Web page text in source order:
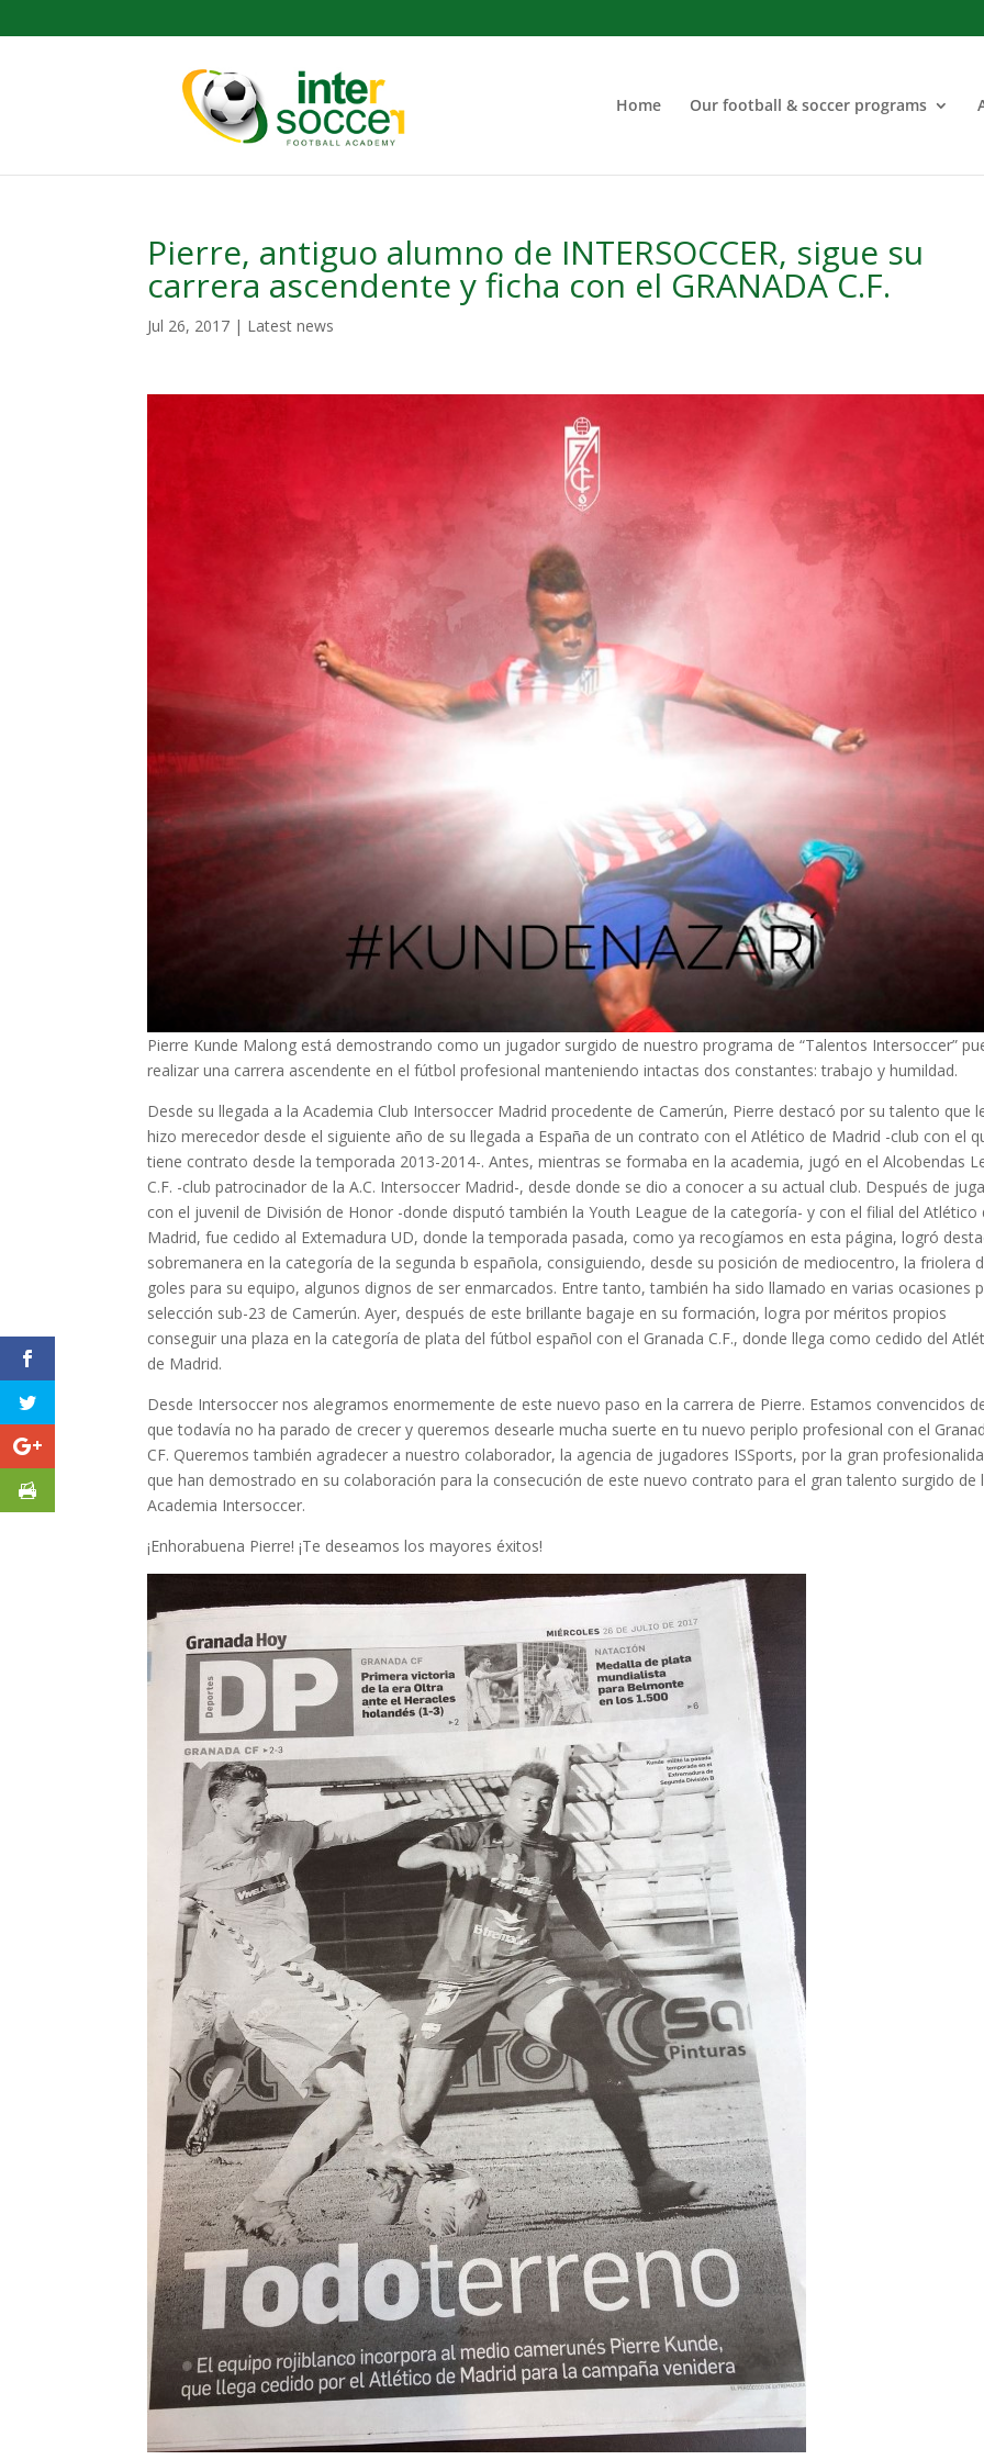
Home Our football & soccer programs
Pierre, antiguo alumno de INTERSOCCER, sigue su
carrera ascendente y ficha con el GRANADA C.F.
Jul 26, 2017 | Latest news
Pierre Kunde Malong está demostrando como un jugador surgido de nuestro programa de “Talentos Intersoccer”
realizar una carrera ascendente en el fútbol profesionalmanteniendo intactas dos constantes: trabajo y humildad.
Desde su llegada a la Academia Club Intersoccer Madrid procedente de Camerún, Pierre destacó por su talento que
hizo merecedor desde el siguiente año de su llegada a España de un contrato con el Atlético de Madrid -club con el
tiene contrato desde la temporada 2013-2014-. Antes, mientras se formaba en la academia, jugó en el Alcobendas
C.F. -club patrocinador de la A.C. Intersoccer Madrid-, desde donde se dio a conocer a su actual club. Después de
con el juvenil de División de Honor -donde disputó también la Youth League de la categoría- y con el filial del Atlético
Madrid, fue cedido al Extemadura UD, donde la temporada pasada, como ya recogíamos en esta página, logró
sobremanera en la categoría de la segunda b española, consiguiendo, desde su posición de mediocentro, la friolera
goles para su equipo, algunos dignos de ser enmarcados. Entre tanto, también ha sido llamado en varias ocasiones
selección sub-23 de Camerún. Ayer, después de este brillante bagaje en su formación, logra por méritos propios
conseguir una plaza en la categoría de plata del fútbol español con el Granada C.F., donde llega como cedido del
de Madrid.
Desde Intersoccer nos alegramos enormemente de este nuevo paso en la carrera de Pierre. Estamos convencidos
que todavía no ha parado de crecer y queremos desearle mucha suerte en tu nuevo periplo profesional con el
CF. Queremos también agradecer a nuestro colaborador, la agencia de jugadores ISSports, por la gran
que han demostrado en su colaboración para la consecución de este nuevo contrato para el gran talento surgido de
Academia Intersoccer.
¡Enhorabuena Pierre! ¡Te deseamos los mayores éxitos!